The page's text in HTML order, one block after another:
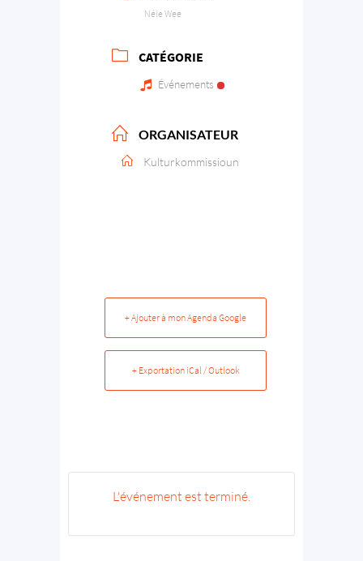
Néie Wee
CATÉGORIE
Événements
ORGANISATEUR
Kulturkommissioun
+ Ajouter à mon Agenda Google
+ Exportation iCal / Outlook
L'événement est terminé.